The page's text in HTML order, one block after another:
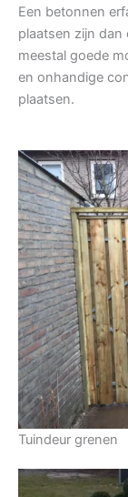
Een betonnen
plaatsen zijn
meestal goede
en onhandige
plaatsen.
Tuindeur grenen